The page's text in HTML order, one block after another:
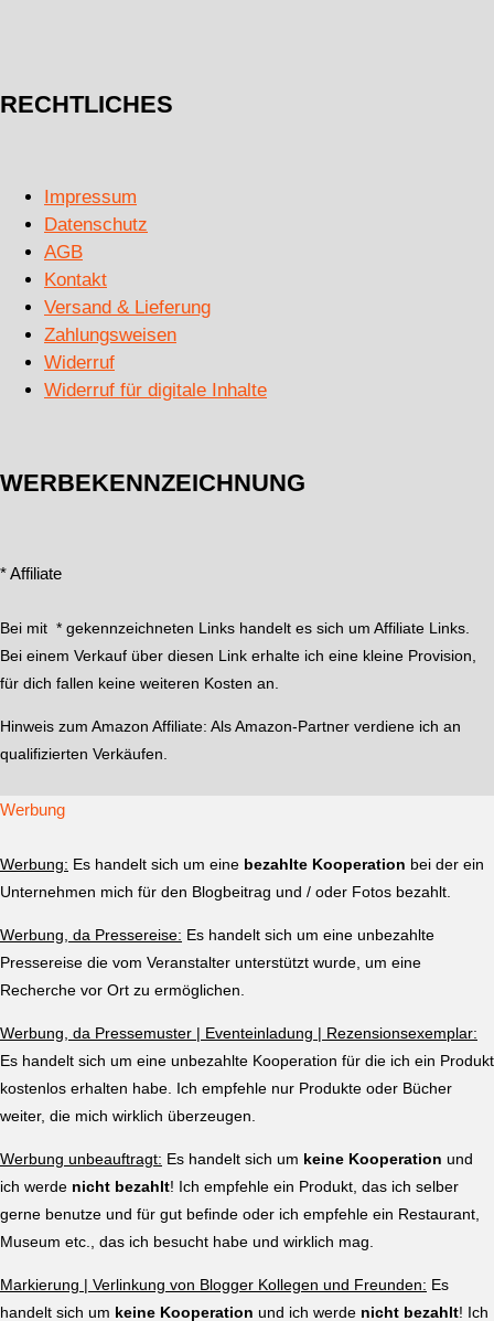
RECHTLICHES
Impressum
Datenschutz
AGB
Kontakt
Versand & Lieferung
Zahlungsweisen
Widerruf
Widerruf für digitale Inhalte
WERBEKENNZEICHNUNG
* Affiliate
Bei mit * gekennzeichneten Links handelt es sich um Affiliate Links.
Bei einem Verkauf über diesen Link erhalte ich eine kleine Provision,
für dich fallen keine weiteren Kosten an.
Hinweis zum Amazon Affiliate: Als Amazon-Partner verdiene ich an
qualifizierten Verkäufen.
Werbung
Werbung: Es handelt sich um eine bezahlte Kooperation bei der ein
Unternehmen mich für den Blogbeitrag und / oder Fotos bezahlt.
Werbung, da Pressereise: Es handelt sich um eine unbezahlte
Pressereise die vom Veranstalter unterstützt wurde, um eine
Recherche vor Ort zu ermöglichen.
Werbung, da Pressemuster | Eventeinladung | Rezensionsexemplar:
Es handelt sich um eine unbezahlte Kooperation für die ich ein Produkt
kostenlos erhalten habe. Ich empfehle nur Produkte oder Bücher
weiter, die mich wirklich überzeugen.
Werbung unbeauftragt: Es handelt sich um keine Kooperation und
ich werde nicht bezahlt! Ich empfehle ein Produkt, das ich selber
gerne benutze und für gut befinde oder ich empfehle ein Restaurant,
Museum etc., das ich besucht habe und wirklich mag.
Markierung | Verlinkung von Blogger Kollegen und Freunden: Es
handelt sich um keine Kooperation und ich werde nicht bezahlt! Ich